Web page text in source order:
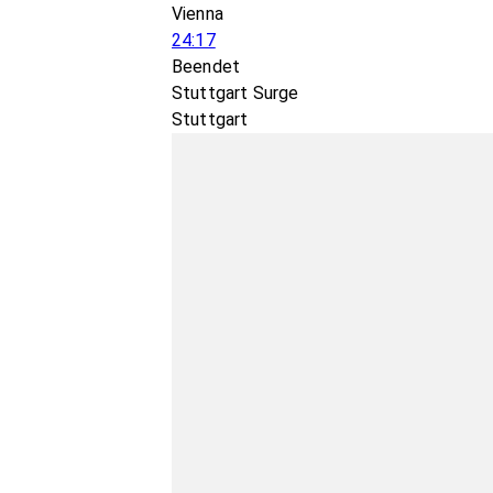
Vienna
24:17
Beendet
Stuttgart Surge
Stuttgart